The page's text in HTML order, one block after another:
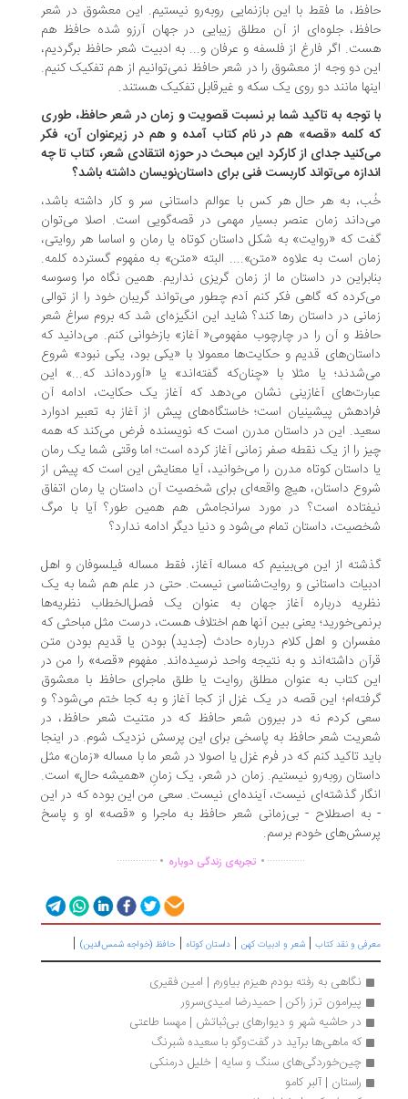
ما فقط با این بازنمایی روبه‌رو نیستیم. این معشوق در شعر
جلوه‌ای از آن مطلق زیبایی در جهان آرزو شده حافظ هم
اگر فارغ از فلسفه و عرفان و... به ادبیت شعر حافظ برگردیم،
دو وجه از معشوق را در شعر حافظ نمی‌توانیم از هم تفکیک کنیم.
مانند دو روی یک سکه و غیرقابل تفکیک هستند.
توجه به تاکید شما بر نسبت قصویت و زمان در شعر حافظ، طوری
کلمه «قصه» هم در نام کتاب آمده و هم در زیر‌عنوان آن، فکر
جدای از کارکرد این مبحث در حوزه انتقادی شعر، کتاب تا چه
می‌تواند کاربست فنی برای داستان‌نویسان داشته باشد؟
به هر حال هر کس با عوالم داستانی سر و کار داشته باشد،
زمان عنصر بسیار مهمی در قصه‌گویی است. اصلا می‌توان
که «روایت» به شکل داستان کوتاه یا رمان و اساسا هر روایتی،
است به علاوه «متن».... البته «متن» به مفهوم گسترده کلمه.
در داستان ما از زمان گریزی نداریم. همین نگاه مرا وسوسه
که گاهی فکر کنم آدم چطور می‌تواند گریبان خود را از توالی
در داستان رها کند؟ شاید این انگیزه‌ای شد که بروم سراغ شعر
و آن را در چارچوب مفهومی« آغاز» بازخوانی کنم. می‌دانید که
قدیم و حکایت‌ها معمولا با «یکی بود، یکی نبود» شروع
یا مثلا با «چنان‌که گفته‌اند» یا «آورده‌اند که...» این
آغازینی نشان می‌دهد که آغاز یک حکایت، ادامه آن
پیشینیان است؛ خاستگاه‌های پیش از آغاز به تعبیر ادوارد
این در داستان مدرن است که نویسنده فرض می‌کند که همه
را از یک نقطه صفر زمانی آغاز کرده است؛ اما وقتی شما یک رمان
داستان کوتاه مدرن را می‌خوانید، آیا معنایش این است که پیش از
داستان، هیچ واقعه‌ای برای شخصیت آن داستان یا رمان اتفاق
است؟ در مورد سرانجامش هم همین ‌طور؟ آیا با مرگ
داستان تمام می‌شود و دنیا دیگر ادامه ندارد؟
از این می‌بینیم که مساله آغاز، فقط مساله فیلسوفان و اهل
داستانی و روایت‌شناسی نیست. حتی در علم هم شما به یک
درباره آغاز جهان به عنوان یک فصل‌الخطاب نظریه‌ها
یعنی بین آنها هم اختلاف هست، درست مثل مباحثی که
و اهل کلام درباره حادث (جدید) بودن یا قدیم بودن متن
داشته‌اند و به نتیجه واحد نرسیده‌اند. مفهوم «قصه» را من در
کتاب به عنوان مطلق روایت یا طلق ماجرای حافظ با معشوق
این قصه در یک غزل از کجا آغاز و به کجا ختم می‌شود؟ و
کردم نه در بیرون شعر حافظ که در متنیت شعر حافظ، در
شعر حافظ به پاسخی برای این پرسش نزدیک شوم. در اینجا
تاکید کنم که در فرم غزل یا اصولا در شعر ما با مساله «زمان» مثل
روبه‌رو نیستیم. زمان در شعر، یک زمانِ «همیشه حال» است.
گذشته‌ای نیست، آینده‌ای نیست. سعی من این بوده که در این
اصطلاح - بی‌زمانی شعر حافظ به ماجرا و «قصه» او و پاسخ
خودم برسم.
................تجربه‌ی زندگی دوباره ...............
و نقد کتاب|شعر و ادبیات کهن|داستان کوتاه|حافظ (خواجه شمس‌الدین)|
نگاهی به رفته بودم هیزم بیاورم | امین فقیری
پیرامون ترز راکن | حمیدرضا امیدی‌سرور
در حاشیه شهر و دیوارهای بی‌ثباتش | مهسا طاعتی
که ماهی‌ها برآید در گفت‌وگو با سعیده شبرنگ
چین‌خوردگی‌های سنگ و سایه | خلیل درمنکی
راستان | آلبر کامو